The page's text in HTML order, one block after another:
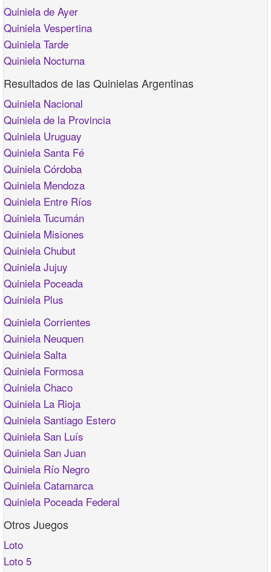
Quiniela de Ayer
Quiniela Vespertina
Quiniela Tarde
Quiniela Nocturna
Resultados de las Quinielas Argentinas
Quiniela Nacional
Quiniela de la Provincia
Quiniela Uruguay
Quiniela Santa Fé
Quiniela Córdoba
Quiniela Mendoza
Quiniela Entre Ríos
Quiniela Tucumán
Quiniela Misiones
Quiniela Chubut
Quiniela Jujuy
Quiniela Poceada
Quiniela Plus
Quiniela Corrientes
Quiniela Neuquen
Quiniela Salta
Quiniela Formosa
Quiniela Chaco
Quiniela La Rioja
Quiniela Santiago Estero
Quiniela San Luís
Quiniela San Juan
Quiniela Río Negro
Quiniela Catamarca
Quiniela Poceada Federal
Otros Juegos
Loto
Loto 5